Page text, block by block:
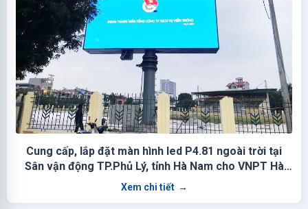
Cung cấp, lắp đặt màn hình led P4.81 ngoài trời tại
Sân vận động TP.Phủ Lý, tỉnh Hà Nam cho VNPT Hà
Nam
Xem chi tiết →